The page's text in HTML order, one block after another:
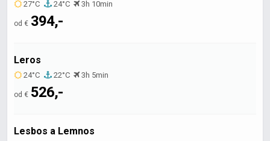
27°C 24°C 3h 10min
od € 394,-
Leros
24°C 22°C 3h 5min
od € 526,-
Lesbos a Lemnos